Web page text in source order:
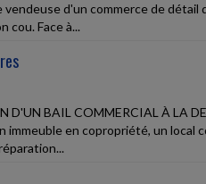
vendeuse d'un commerce de
cou. Face à...
D'UN BAIL COMMERCIAL À LA
immeuble en copropriété, un